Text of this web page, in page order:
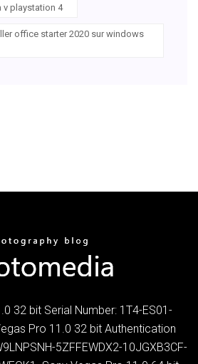
v playstation 4
office starter 2020 sur windows
32 bit Serial Number: 1T4-ES01-
Pro 11.0 32 bit Authentication
5ZFFEWDX2-10JGXB3CF-